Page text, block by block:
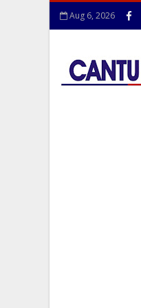
Aug 6, 2026